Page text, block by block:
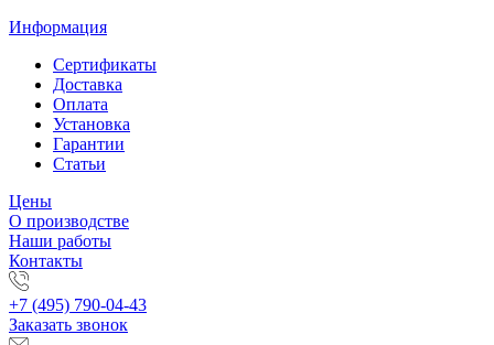
Информация
Сертификаты
Доставка
Оплата
Установка
Гарантии
Статьи
Цены
О производстве
Наши работы
Контакты
+7 (495) 790-04-43
Заказать звонок